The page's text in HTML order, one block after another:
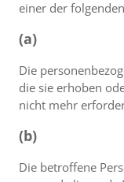
einer der
(a)
Die
die sie erhoben
nicht mehr
(b)
Die betroffene